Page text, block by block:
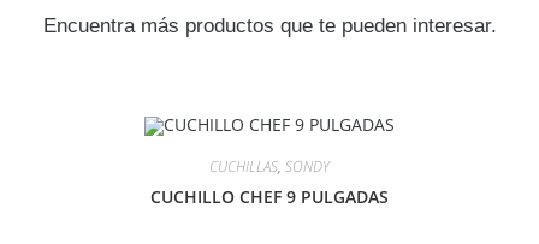
Encuentra más productos que te pueden interesar.
CUCHILLAS, SONDY
CUCHILLO CHEF 9 PULGADAS